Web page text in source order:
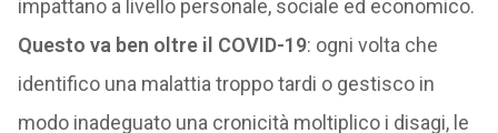
impattano a livello personale, sociale ed economico.
Questo va ben oltre il COVID-19: ogni volta che
identifico una malattia troppo tardi o gestisco in
modo inadeguato una cronicità moltiplico i disagi, le